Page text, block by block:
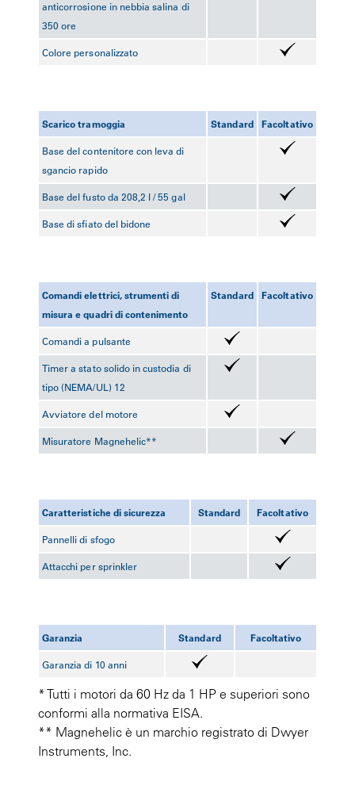
anticorrosione in nebbia salina di
350 ore
Colore personalizzato
Scarico tramoggia Standard Facoltativo
Base del contenitore con leva di
sgancio rapido
Base del fusto da 208,2 l / 55 gal
Base di sfiato del bidone
Comandi elettrici, strumenti di
misura e quadri di contenimento
Standard Facoltativo
Comandi a pulsante
Timer a stato solido in custodia di
tipo (NEMA/UL) 12
Avviatore del motore
Misuratore Magnehelic**
Caratteristiche di sicurezza Standard Facoltativo
Pannelli di sfogo
Attacchi per sprinkler
Garanzia Standard Facoltativo
Garanzia di 10 anni
* Tutti i motori da 60 Hz da 1 HP e superiori sono
conformi alla normativa EISA.
** Magnehelic è un marchio registrato di Dwyer
Instruments, Inc.